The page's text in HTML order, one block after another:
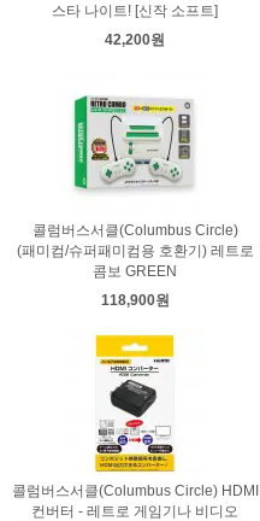
스타 나이트! [신작 소프트]
42,200원
콜럼버스서클(Columbus Circle)
(패미컴/슈퍼패미컴용 호환기) 레트로
콤보 GREEN
118,900원
콜럼버스서클(Columbus Circle) HDMI
컨버터 - 레트로 게임기나 비디오